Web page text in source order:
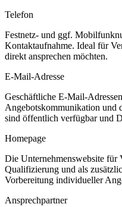
Telefon
Festnetz- und ggf.
Kontaktaufnahme. Ideal für
direkt ansprechen möchten.
E-Mail-Adresse
Geschäftliche E-Mail-
Angebotskommunikation und
sind öffentlich verfügbar und
Homepage
Die Unternehmenswebsite für
Qualifizierung und als
Vorbereitung individueller
Ansprechpartner